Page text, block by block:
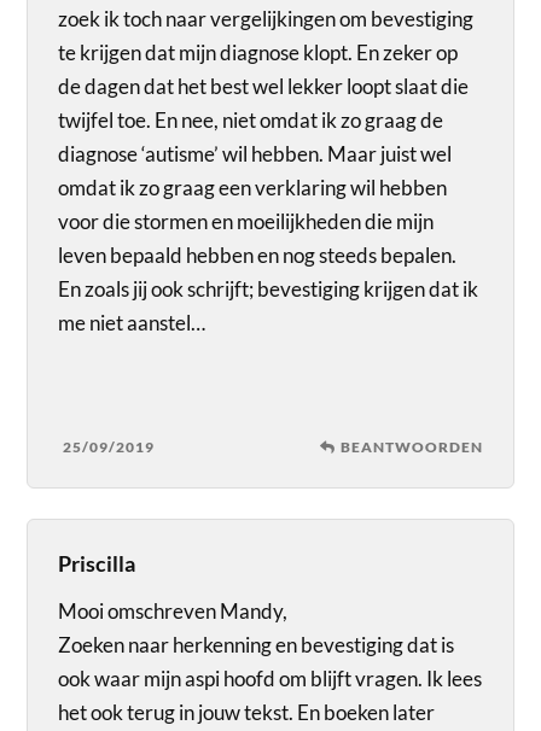
zoek ik toch naar vergelijkingen om bevestiging
te krijgen dat mijn diagnose klopt. En zeker op
de dagen dat het best wel lekker loopt slaat die
twijfel toe. En nee, niet omdat ik zo graag de
diagnose ‘autisme’ wil hebben. Maar juist wel
omdat ik zo graag een verklaring wil hebben
voor die stormen en moeilijkheden die mijn
leven bepaald hebben en nog steeds bepalen.
En zoals jij ook schrijft; bevestiging krijgen dat ik
me niet aanstel…
25/09/2019 BEANTWOORDEN
Priscilla
Mooi omschreven Mandy,
Zoeken naar herkenning en bevestiging dat is
ook waar mijn aspi hoofd om blijft vragen. Ik lees
het ook terug in jouw tekst. En boeken later